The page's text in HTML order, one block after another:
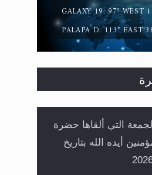
GALAXY 19: 97° WEST
PALAPA D: 113° EAST
التي ألقاها حضرة
أيده الله بتاريخ